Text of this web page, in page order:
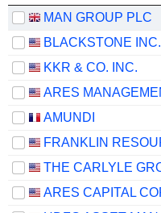
MAN GROUP PLC
BLACKSTONE INC.
KKR & CO. INC.
AMUNDI